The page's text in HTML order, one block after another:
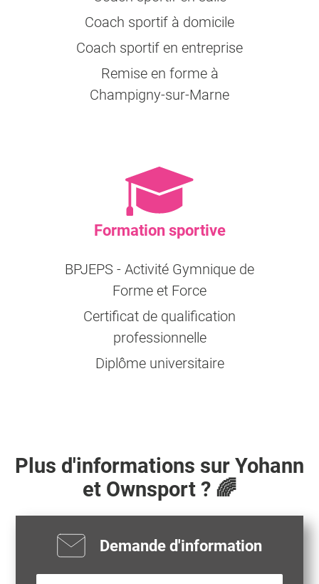
Coach sportif à domicile
Coach sportif en entreprise
Remise en forme à
Champigny-sur-Marne
Formation sportive
BPJEPS - Activité Gymnique de
Forme et Force
Certificat de qualification
professionnelle
Diplôme universitaire
Plus d'informations sur Yohann
et Ownsport ? 🌈
Demande d'information